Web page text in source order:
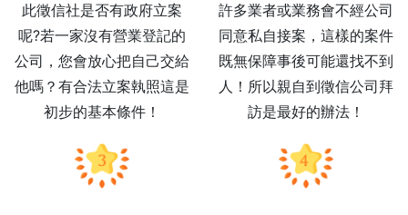
此徵信社是否有政府立案
呢?若一家沒有營業登記的
公司，您會放心把自己交給
他嗎？有合法立案執照這是
初步的基本條件！
許多業者或業務會不經公司
同意私自接案，這樣的案件
既無保障事後可能還找不到
人！所以親自到徵信公司拜
訪是最好的辦法！